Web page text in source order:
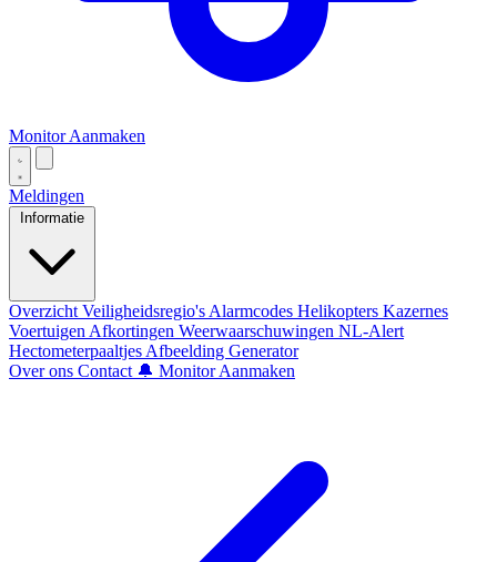
Monitor Aanmaken
Meldingen
Informatie
Overzicht Veiligheidsregio's Alarmcodes Helikopters Kazernes
Voertuigen Afkortingen Weerwaarschuwingen NL-Alert
Hectometerpaaltjes Afbeelding Generator
Over ons Contact 🔔 Monitor Aanmaken